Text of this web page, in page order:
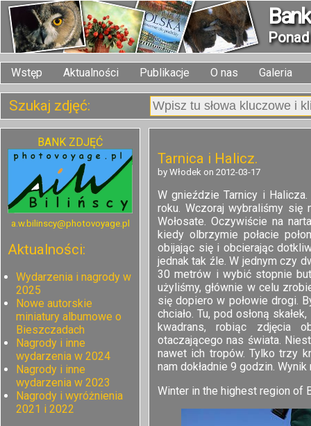
Wstęp Aktualności Publikacje O nas Galeria
Szukaj zdjęć:
BANK ZDJĘĆ
a.w.bilinscy@photovoyage.pl
Aktualności:
Wydarzenia i nagrody w
2025
Nowe autorskie
miniatury albumowe o
Bieszczadach
Nagrody i inne
wydarzenia w 2024
Nagrody i inne
wydarzenia w 2023
Nagrody i wyróżnienia
2021 i 2022
Tarnica i Halicz.
by Włodek on 2012-03-17
W gnieździe Tarnicy i
roku. Wczoraj wybraliśmy
Wołosate. Oczywiście na
kiedy olbrzymie połacie
obijając się i obcierając
jednak tak źle. W jednym czy
30 metrów i wybić stopnie
użyliśmy, głównie w celu
się dopiero w połowie drogi.
chciało. Tu, pod osłoną
kwadrans, robiąc zdjęcia
otaczającego nas świata.
nawet ich tropów. Tylko trzy
nam dokładnie 9 godzin.
Winter in the highest region of